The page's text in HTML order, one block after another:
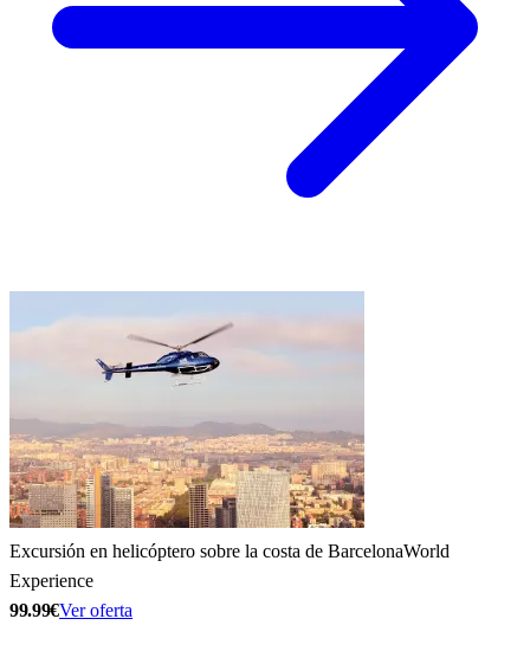
Excursión en helicóptero sobre la costa de BarcelonaWorld
Experience
99.99€Ver oferta